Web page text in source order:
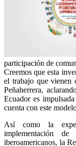
participación de
Creemos que esta
el trabajo que vienen
Peñaherrera,
Ecuador es
cuenta con este
Así como la
implementación
iberoamericanos, la